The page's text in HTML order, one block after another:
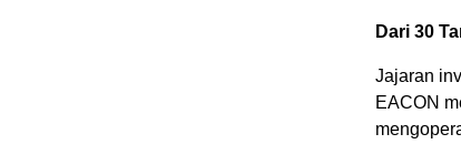
Dari 30
Jajaran
EACON